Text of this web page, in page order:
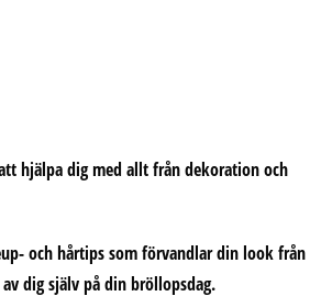
hjälpa dig med allt från dekoration och
och hårtips som förvandlar din look från
dig själv på din bröllopsdag.